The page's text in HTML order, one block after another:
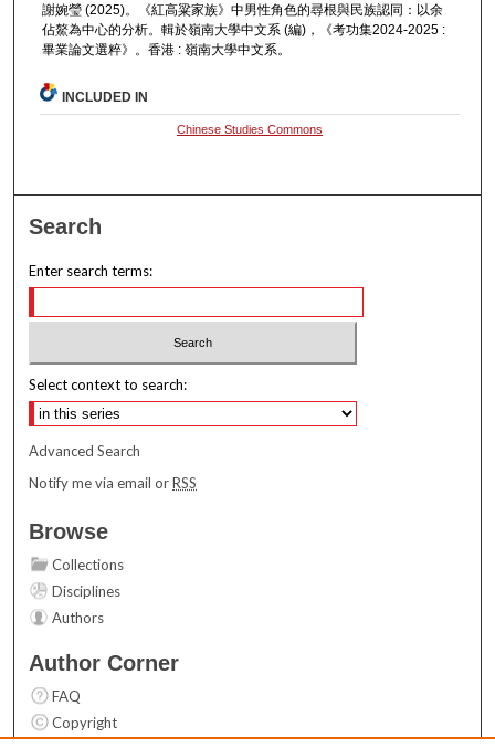
謝婉瑩 (2025)。《紅高粱家族》中男性角色的尋根與民族認同：以余
佔鰲為中心的分析。輯於嶺南大學中文系 (編)，《考功集2024-2025 :
畢業論文選粹》。香港 : 嶺南大學中文系。
INCLUDED IN
Chinese Studies Commons
Search
Enter search terms:
Select context to search:
Advanced Search
Notify me via email orRSS
Browse
Collections
Disciplines
Authors
Author Corner
FAQ
Copyright